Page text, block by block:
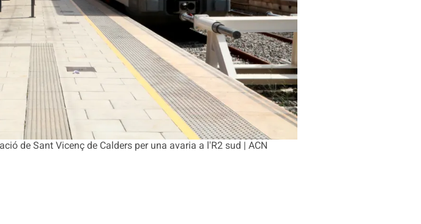
de Sant Vicenç de Calders per una avaria a l'R2 sud | ACN